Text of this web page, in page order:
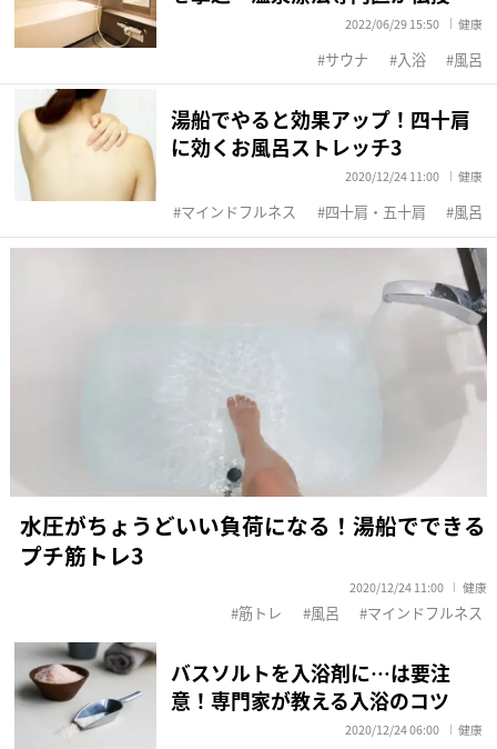
2022/06/29 15:50 健康
サウナ 入浴 風呂
湯船でやると効果アップ！四十肩
に効くお風呂ストレッチ3
2020/12/24 11:00 健康
マインドフルネス 四十肩・五十肩 風呂
水圧がちょうどいい負荷になる！湯船でできる
プチ筋トレ3
2020/12/24 11:00 健康
筋トレ 風呂 マインドフルネス
バスソルトを入浴剤に…は要注
意！専門家が教える入浴のコツ
2020/12/24 06:00 健康